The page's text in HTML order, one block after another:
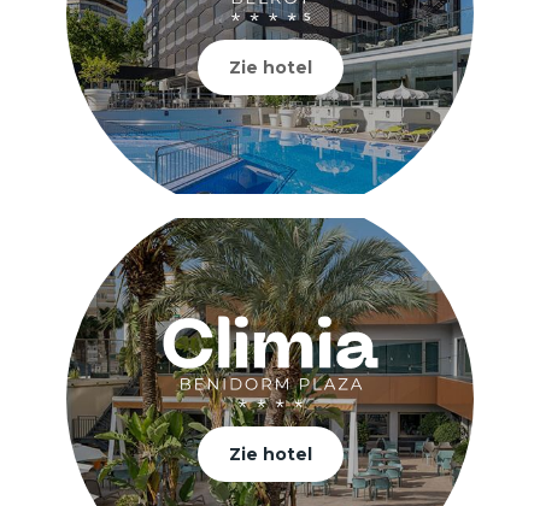
Zie hotel
Zie hotel